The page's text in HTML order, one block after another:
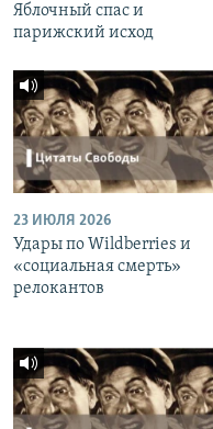
Яблочный спас и
парижский исход
23 ИЮЛЯ 2026
Удары по Wildberries и
«социальная смерть»
релокантов